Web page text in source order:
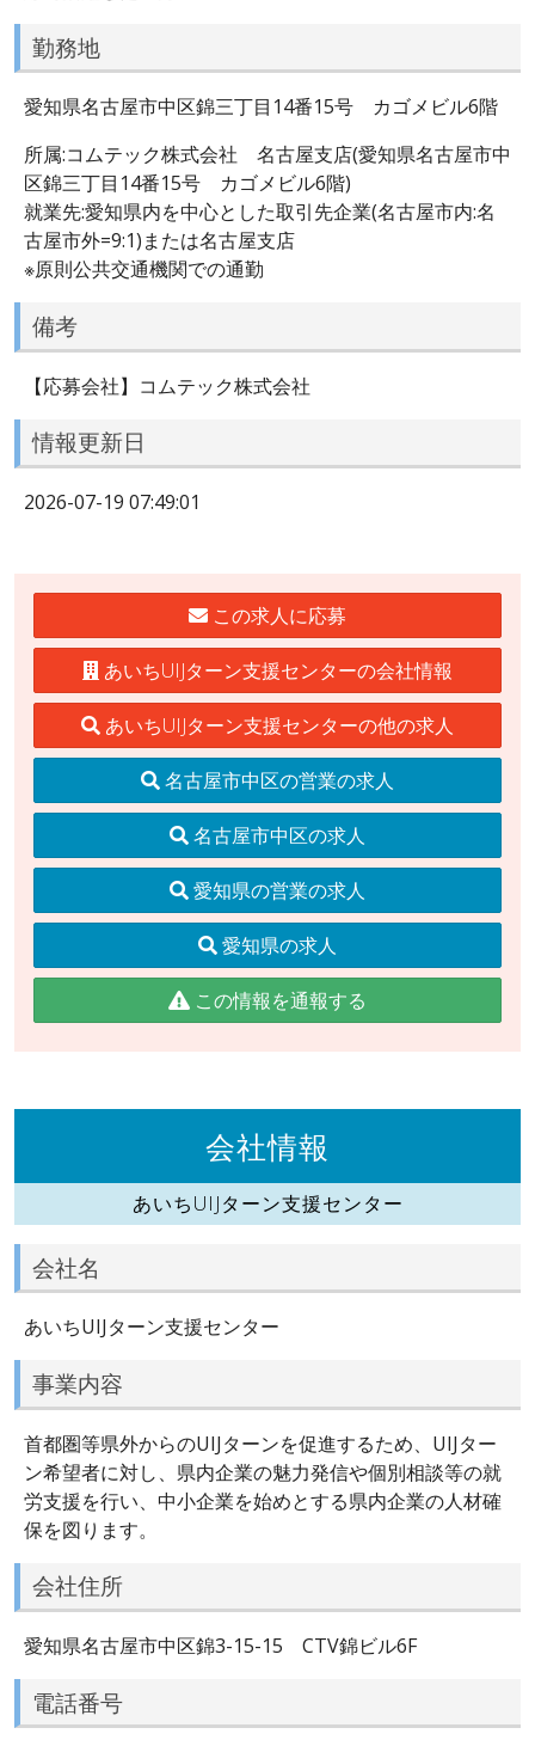
勤務地
愛知県名古屋市中区錦三丁目14番15号 カゴメビル6階
所属:コムテック株式会社 名古屋支店(愛知県名古屋市中
区錦三丁目14番15号 カゴメビル6階)
就業先:愛知県内を中心とした取引先企業(名古屋市内:名
古屋市外=9:1)または名古屋支店
※原則公共交通機関での通勤
備考
【応募会社】コムテック株式会社
情報更新日
2026-07-19 07:49:01
この求人に応募
あいちUIJターン支援センターの会社情報
あいちUIJターン支援センターの他の求人
名古屋市中区の営業の求人
名古屋市中区の求人
愛知県の営業の求人
愛知県の求人
この情報を通報する
会社情報
あいちUIJターン支援センター
会社名
あいちUIJターン支援センター
事業内容
首都圏等県外からのUIJターンを促進するため、UIJター
ン希望者に対し、県内企業の魅力発信や個別相談等の就
労支援を行い、中小企業を始めとする県内企業の人材確
保を図ります。
会社住所
愛知県名古屋市中区錦3-15-15 CTV錦ビル6F
電話番号